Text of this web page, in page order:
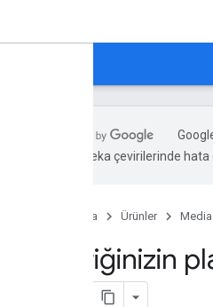
Yapay zeka çevirilerinde hata
Ana Sayfa Ürünler
İçeriğinizin